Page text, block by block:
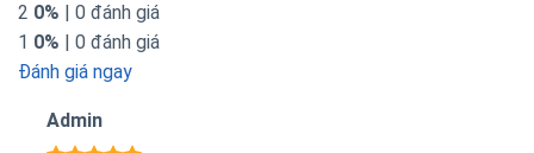
2 0% | 0 đánh giá
1 0% | 0 đánh giá
Đánh giá ngay
Admin